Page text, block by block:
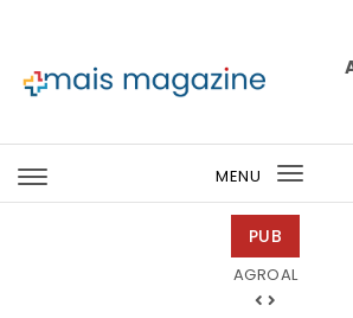
MENU
PUB
AGROAL
Tintas 2000